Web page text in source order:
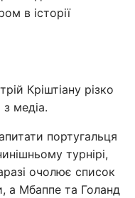
в історії
Кріштіану різко
з медіа.
португальця
турнірі,
очолює список
а Мбаппе та Голанд